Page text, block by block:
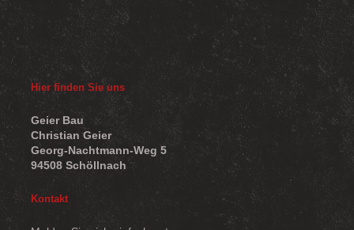
Hier finden Sie uns
Geier Bau
Christian Geier
Georg-Nachtmann-Weg 5
94508 Schöllnach
Kontakt